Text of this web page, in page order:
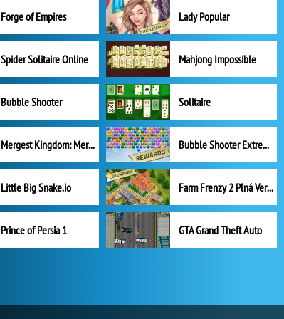
Forge of Empires Lady Popular
Spider Solitaire Online Mahjong Impossible
Bubble Shooter Solitaire
Mergest Kingdom: Merge Puzzle Bubble Shooter Extreme
Little Big Snake.io Farm Frenzy 2 Plná Verze
Prince of Persia 1 GTA Grand Theft Auto